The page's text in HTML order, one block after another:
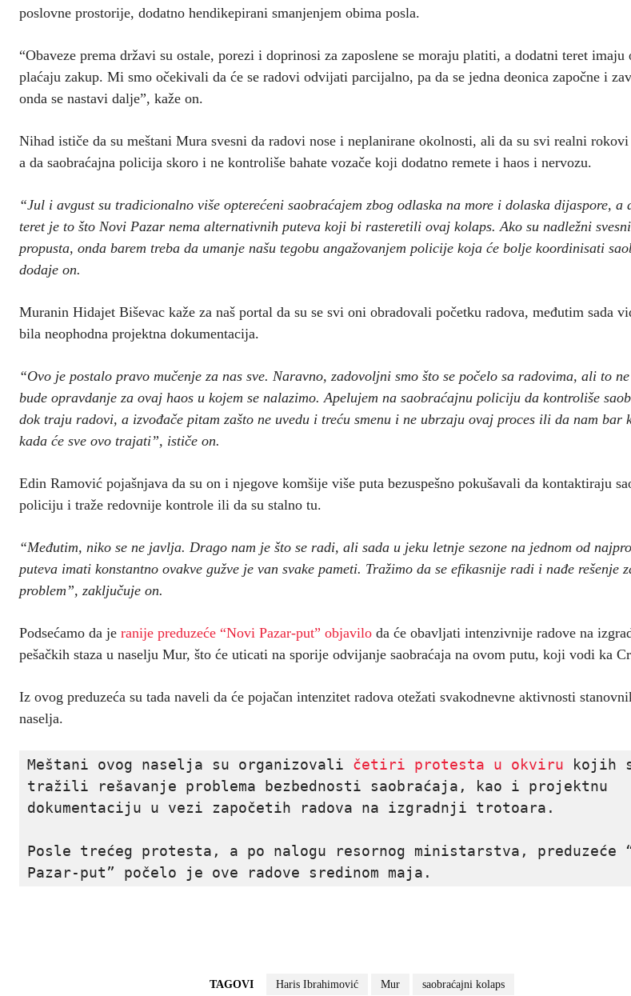
poslovne prostorije, dodatno hendikepirani smanjenjem obima posla.
“Obaveze prema državi su ostale, porezi i doprinosi za zaposlene se moraju platiti, a dodatni teret
plaćaju zakup. Mi smo očekivali da će se radovi odvijati parcijalno, pa da se jedna deonica započne i
onda se nastavi dalje”, kaže on.
Nihad ističe da su meštani Mura svesni da radovi nose i neplanirane okolnosti, ali da su svi realni
a da saobraćajna policija skoro i ne kontroliše bahate vozače koji dodatno remete i haos i nervozu.
“Jul i avgust su tradicionalno više opterećeni saobraćajem zbog odlaska na more i dolaska dijaspore, a
teret je to što Novi Pazar nema alternativnih puteva koji bi rasteretili ovaj kolaps. Ako su nadležni
propusta, onda barem treba da umanje našu tegobu angažovanjem policije koja će bolje koordinisati
dodaje on.
Muranin Hidajet Biševac kaže za naš portal da su se svi oni obradovali početku radova, međutim sada
bila neophodna projektna dokumentacija.
“Ovo je postalo pravo mučenje za nas sve. Naravno, zadovoljni smo što se počelo sa radovima, ali to
bude opravdanje za ovaj haos u kojem se nalazimo. Apelujem na saobraćajnu policiju da kontroliše
dok traju radovi, a izvođače pitam zašto ne uvedu i treću smenu i ne ubrzaju ovaj proces ili da nam bar
kada će sve ovo trajati”, ističe on.
Edin Ramović pojašnjava da su on i njegove komšije više puta bezuspešno pokušavali da kontaktiraju
policiju i traže redovnije kontrole ili da su stalno tu.
“Međutim, niko se ne javlja. Drago nam je što se radi, ali sada u jeku letnje sezone na jednom od
puteva imati konstantno ovakve gužve je van svake pameti. Tražimo da se efikasnije radi i nađe rešenje
problem”, zaključuje on.
Podsećamo da je ranije preduzeće “Novi Pazar-put” objavilo da će obavljati intenzivnije radove na
pešačkih staza u naselju Mur, što će uticati na sporije odvijanje saobraćaja na ovom putu, koji vodi ka
Iz ovog preduzeća su tada naveli da će pojačan intenzitet radova otežati svakodnevne aktivnosti
naselja.
Meštani ovog naselja su organizovali četiri protesta u okviru kojih
tražili rešavanje problema bezbednosti saobraćaja, kao i projektnu
dokumentaciju u vezi započetih radova na izgradnji trotoara.
Posle trećeg protesta, a po nalogu resornog ministarstva, preduzeće
Pazar-put” počelo je ove radove sredinom maja.
TAGOVI Haris Ibrahimović Mur saobraćajni kolaps